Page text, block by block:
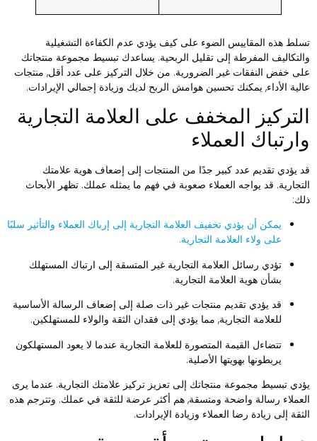
هذه المقاييس الضوء على كيف يؤدي عدم الكفاءة التشغيلية
المفرطة إلى تقليل الربحية. يساعدك تبسيط مجموعة منتجاتك
خفض النفقات غير الضرورية. من خلال التركيز على عدد أقل, منتجات
الأداء, يمكنك تحسين هوامش الربح لديك وزيادة إجمالي الإيرادات.
المخفف على العلامة التجارية
العملاء
يؤدي تقديم عدد كبير جدًا من المنتجات إلى إضعاف هوية علامتك
قد يواجه العملاء صعوبة في فهم ما يمثله عملك. تظهر الأبحاث
يمكن أن يؤدي تخفيف العلامة التجارية إلى إرباك العملاء والتأثير سلبًا
على ولاء العلامة التجارية.
تؤدي رسائل العلامة التجارية غير المتسقة إلى ارتباك المستهلك
بشأن هوية العلامة التجارية.
قد يؤدي تقديم منتجات غير ذات صلة إلى إضعاف الرسالة الأساسية
للعلامة التجارية, مما يؤدي إلى فقدان الثقة والولاء للمستهلكين.
تتضاءل القيمة المتصورة للعلامة التجارية عندما لا يعود المستهلكون
يربطونها بهويتها الأصلية.
تبسيط مجموعة منتجاتك إلى تعزيز تركيز علامتك التجارية. عندما يرى
رسالة واضحة ومتسقة, هم أكثر عرضة للثقة في عملك. وتترجم هذه
إلى زيادة رضا العملاء وزيادة الإيرادات.